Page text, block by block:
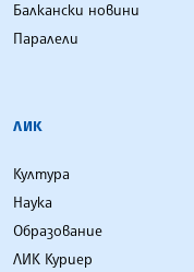
Балкански новини
Паралели
ЛИК
Култура
Наука
Образование
ЛИК Куриер